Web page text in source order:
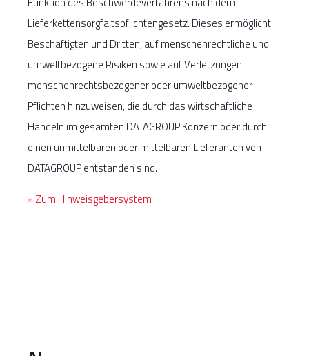
Lieferkettensorgfaltspflichtengesetz. Dieses ermöglicht
Beschäftigten und Dritten, auf menschenrechtliche und
umweltbezogene Risiken sowie auf Verletzungen
menschenrechtsbezogener oder umweltbezogener
Pflichten hinzuweisen, die durch das wirtschaftliche
Handeln im gesamten DATAGROUP Konzern oder durch
einen unmittelbaren oder mittelbaren Lieferanten von
DATAGROUP entstanden sind.
» Zum Hinweisgebersystem